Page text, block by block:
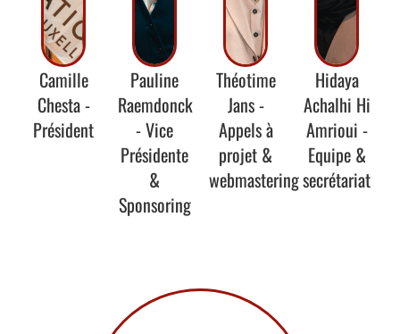
Camille
Chesta -
Président
Pauline
Raemdonck
- Vice
Présidente
&
Sponsoring
Théotime
Jans -
Appels à
projet &
webmastering
Hidaya
Achalhi Hi
Amrioui -
Equipe &
secrétariat